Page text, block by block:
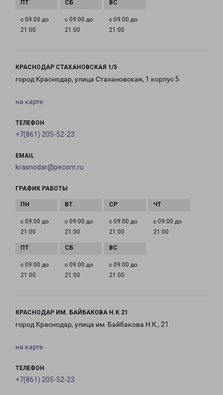
с 09:00 до
21:00
с 09:00 до
21:00
с 09:00 до
21:00
КРАСНОДАР СТАХАНОВСКАЯ 1/5
город Краснодар, улица Стахановская, 1 корпус 5
на карте
ТЕЛЕФОН
+7(861) 205-52-23
EMAIL
krasnodar@pecom.ru
ГРАФИК РАБОТЫ
с 09:00 до
21:00
с 09:00 до
21:00
с 09:00 до
21:00
с 09:00 до
21:00
с 09:00 до
21:00
с 09:00 до
21:00
с 09:00 до
21:00
КРАСНОДАР ИМ. БАЙБАКОВА Н.К 21
город Краснодар, улица им. Байбакова Н.К., 21
на карте
ТЕЛЕФОН
+7(861) 205-52-23